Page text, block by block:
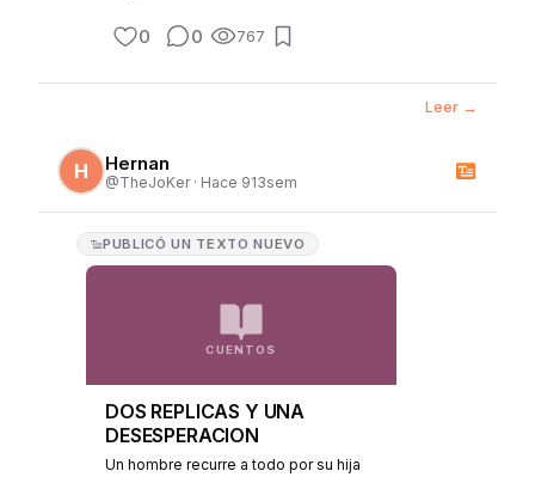
0 0 767
Leer →
H Hernan
@TheJoKer· Hace 913sem
PUBLICÓUN TEXTO NUEVO
CUENTOS
DOS REPLICAS Y UNA
DESESPERACION
Un hombre recurre a todo por su hija